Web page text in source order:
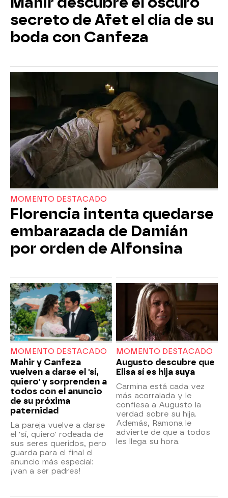
secreto de Afet el día de su
boda con Canfeza
MOMENTO DESTACADO
Florencia intenta quedarse
embarazada de Damián
por orden de Alfonsina
MOMENTO DESTACADO
Mahir y Canfeza
vuelven a darse el 'sí,
quiero' y sorprenden a
todos con el anuncio
de su próxima
paternidad
La pareja vuelve a darse
el 'sí, quiero' rodeada de
sus seres queridos, pero
guarda para el final el
anuncio más especial:
¡van a ser padres!
MOMENTO DESTACADO
Augusto descubre que
Elisa sí es hija suya
Carmina está cada vez
más acorralada y le
confiesa a Augusto la
verdad sobre su hija.
Además, Ramona le
advierte de que a todos
les llega su hora.